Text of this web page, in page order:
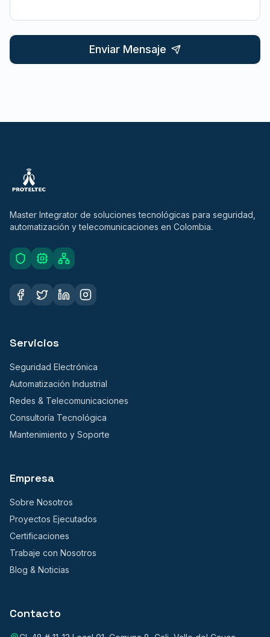
Enviar Mensaje
Master Integrator de soluciones tecnológicas para seguridad,
automatización y telecomunicaciones en Colombia.
Servicios
Seguridad Electrónica
Automatización Industrial
Redes & Telecomunicaciones
Consultoría Tecnológica
Mantenimiento y Soporte
Empresa
Sobre Nosotros
Proyectos Ejecutados
Certificaciones
Trabaje con Nosotros
Blog & Noticias
Contacto